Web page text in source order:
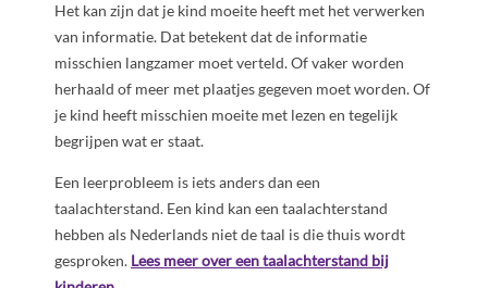
Het kan zijn dat je kind moeite heeft met het verwerken
van informatie. Dat betekent dat de informatie
misschien langzamer moet verteld. Of vaker worden
herhaald of meer met plaatjes gegeven moet worden. Of
je kind heeft misschien moeite met lezen en tegelijk
begrijpen wat er staat.
Een leerprobleem is iets anders dan een
taalachterstand. Een kind kan een taalachterstand
hebben als Nederlands niet de taal is die thuis wordt
gesproken. Lees meer over een taalachterstand bij